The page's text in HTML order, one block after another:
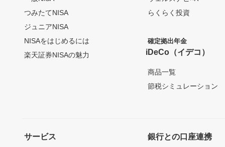
つみたてNISA
ジュニアNISA
NISAをはじめるには
楽天証券NISAの魅力
らくらく投資
確定拠出年金
iDeCo（イデコ）
商品一覧
節税シミュレーション
サービス 銀行との口座連携